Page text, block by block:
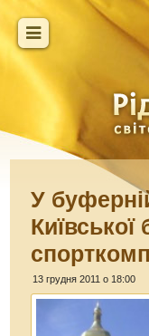
У
13 грудня 2011 о 18:00